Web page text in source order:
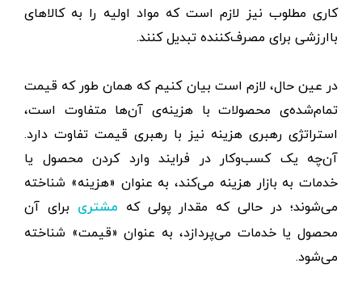
کاری مطلوب نیز لازم است که مواد اولیه را به کالاهای
با‌ارزشی برای مصرف‌کننده تبدیل کنند.
در عین حال، لازم است بیان کنیم که همان‌ طور که قیمت
تمام‌شده‌ی محصولات با هزینه‌ی آن‌ها متفاوت است،
استراتژی رهبری هزینه نیز با رهبری قیمت تفاوت دارد.
آن‌چه یک کسب‌وکار در فرایند وارد کردن محصول یا
خدمات به بازار هزینه می‌کند، به عنوان «هزینه» شناخته
می‌شوند؛ در حالی که مقدار پولی که مشتری برای آن
محصول یا خدمات می‌پردازد، به عنوان «قیمت» شناخته
می‌شود.